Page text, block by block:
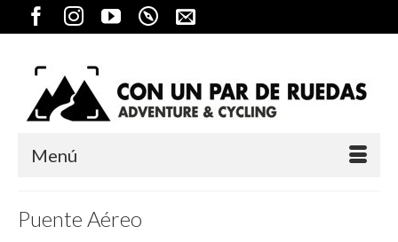
Menú
Puente Aéreo